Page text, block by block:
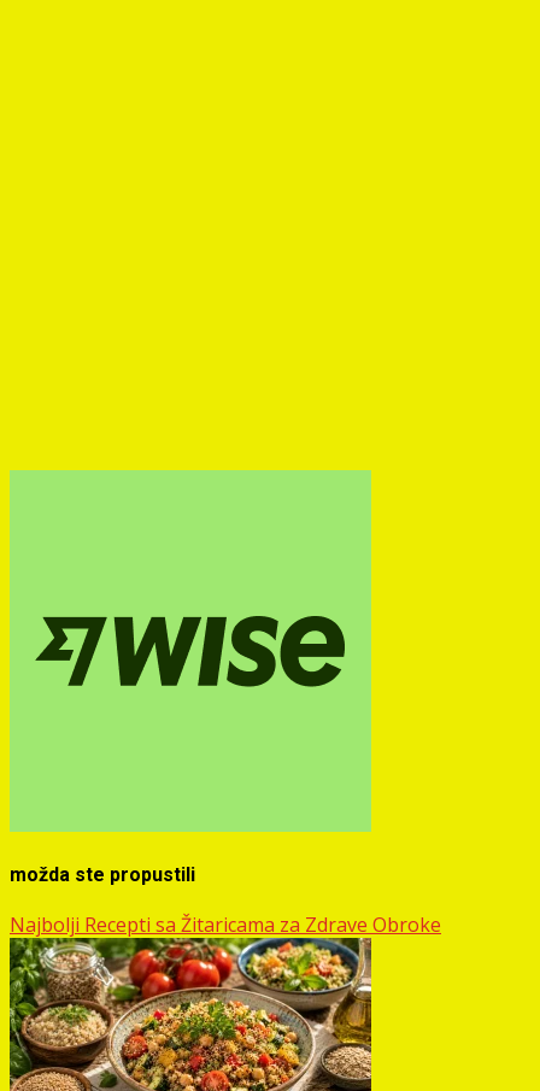
možda ste propustili
Najbolji Recepti sa Žitaricama za Zdrave Obroke